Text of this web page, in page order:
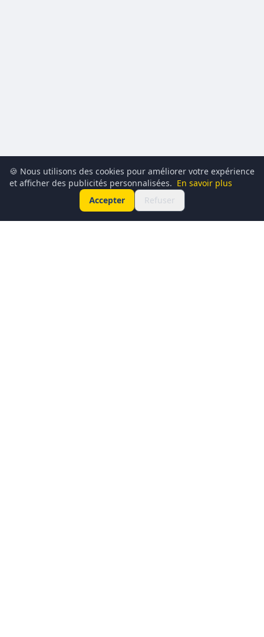
🍪 Nous utilisons des cookies pour améliorer votre expérience
et afficher des publicités personnalisées. En savoir plus
Accepter
Refuser